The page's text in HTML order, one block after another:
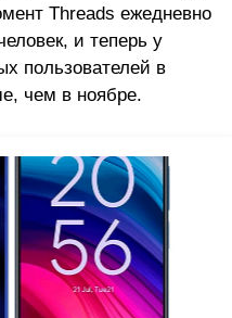
Threads ежедневно
и теперь у
пользователей в
чем в ноябре.